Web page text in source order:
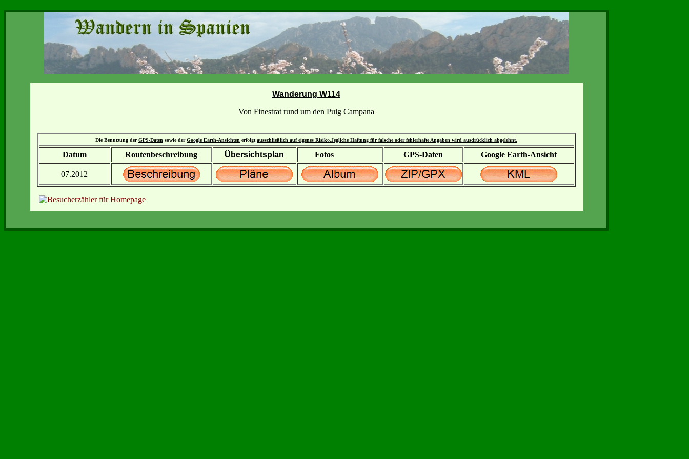
Wanderung W114
Von Finestrat rund um den Puig Campana
Die Benutzung derGPS-Daten sowie derGoogle Earth-Ansichten erfolgt ausschließlich auf eigenes Risiko.Jegliche Haftung für falsche oder fehlerhafte Angaben wird ausdrücklich abgelehnt.
Datum Routenbeschreibung Übersichtsplan Fotos GPS-Daten Google Earth-Ansicht
07.2012